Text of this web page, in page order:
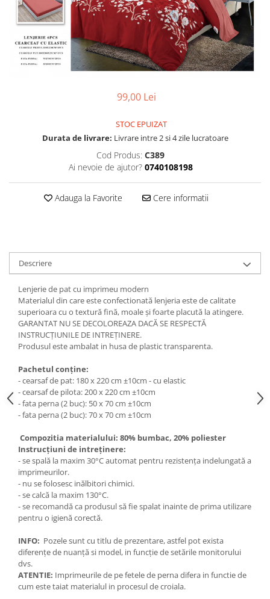
99,00 Lei
STOC EPUIZAT
Durata de livrare: Livrare intre 2 si 4 zile lucratoare
Cod Produs: C389
Ai nevoie de ajutor? 0740108198
Adauga la Favorite Cere informatii
Descriere
Lenjerie de pat cu imprimeu modern
Materialul din care este confectionată lenjeria este de calitate
superioara cu o textură fină, moale și foarte placută la atingere.
GARANTAT NU SE DECOLOREAZA DACĂ SE RESPECTĂ
INSTRUCȚIUNILE DE INTREȚINERE.
Produsul este ambalat in husa de plastic transparenta.
Pachetul conține:
- cearsaf de pat: 180 x 220 cm ±10cm - cu elastic
- cearsaf de pilota: 200 x 220 cm ±10cm
- fata perna (2 buc): 50 x 70 cm ±10cm
- fata perna (2 buc): 70 x 70 cm ±10cm
Compozitia materialului: 80% bumbac, 20% poliester
Instrucțiuni de intreținere:
- se spală la maxim 30°C automat pentru rezistența indelungată a
imprimeurilor.
- nu se folosesc inălbitori chimici.
- se calcă la maxim 130°C.
- se recomandă ca produsul să fie spalat inainte de prima utilizare
pentru o igienă corectă.
INFO: Pozele sunt cu titlu de prezentare, astfel pot exista
diferențe de nuanță si model, in funcție de setările monitorului
dvs.
ATENTIE: Imprimeurile de pe fetele de perna difera in functie de
cum este taiat materialul in procesul de croiala.